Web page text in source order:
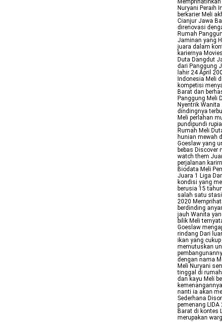
Nuryani Peraih
berkarier Meli
Cianjur Jawa
direnovasi
Rumah
Jaminan yang
juara dalam
kariernya
Duta Dangdut
dari Panggung
lahir 24 April
Indonesia Meli
kompetisi
Barat dan
Panggung Meli
Nyentrik
dindingnya
Meli perlahan
pundipundi
Rumah Meli
hunian mewah
Goeslaw yang
bebas Discover
watch them
perjalanan
Biodata Meli
Juara 1 Liga
kondisi yang
berusia 15
salah satu
2020
berdinding
jauh Wanita
bilik Meli
Goeslaw
rindang Dari
ikan yang
memutuskan
dengan nama
Meli Nuryani
tinggal di
dan kayu Meli
nanti ia akan
Sederhana
pemenang
Barat di kontes
merupakan